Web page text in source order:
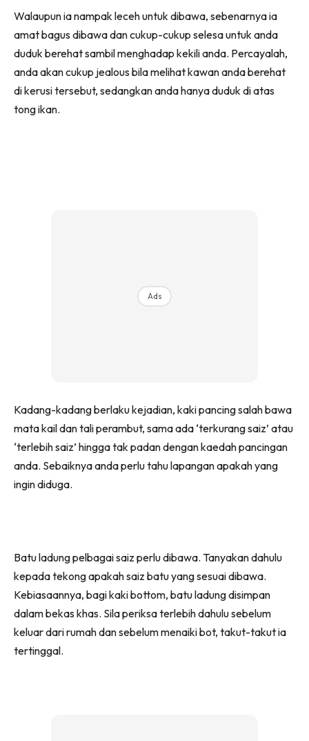
Walaupun ia nampak leceh untuk dibawa, sebenarnya ia
amat bagus dibawa dan cukup-cukup selesa untuk anda
duduk berehat sambil menghadap kekili anda. Percayalah,
anda akan cukup jealous bila melihat kawan anda berehat
di kerusi tersebut, sedangkan anda hanya duduk di atas
tong ikan.
Ads
Kadang-kadang berlaku kejadian, kaki pancing salah bawa
mata kail dan tali perambut, sama ada ‘terkurang saiz’ atau
‘terlebih saiz’ hingga tak padan dengan kaedah pancingan
anda. Sebaiknya anda perlu tahu lapangan apakah yang
ingin diduga.
Batu ladung pelbagai saiz perlu dibawa. Tanyakan dahulu
kepada tekong apakah saiz batu yang sesuai dibawa.
Kebiasaannya, bagi kaki bottom, batu ladung disimpan
dalam bekas khas. Sila periksa terlebih dahulu sebelum
keluar dari rumah dan sebelum menaiki bot, takut-takut ia
tertinggal.